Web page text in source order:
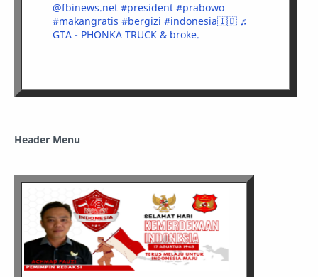
@fbinews.net #president #prabowo
#makangratis #bergizi #indonesia🇮🇩 ♬
GTA - PHONKA TRUCK & broke.
Header Menu